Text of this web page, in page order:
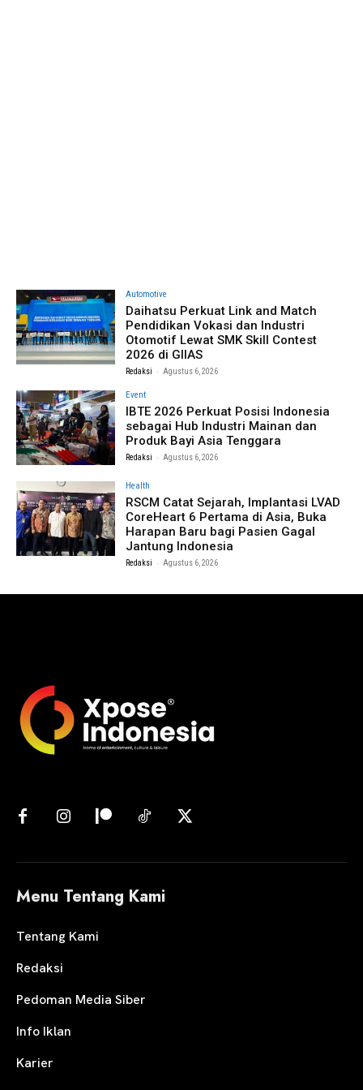
Automotive
Daihatsu Perkuat Link and Match
Pendidikan Vokasi dan Industri
Otomotif Lewat SMK Skill Contest
2026 di GIIAS
Redaksi - Agustus 6, 2026
Event
IBTE 2026 Perkuat Posisi Indonesia
sebagai Hub Industri Mainan dan
Produk Bayi Asia Tenggara
Redaksi - Agustus 6, 2026
Health
RSCM Catat Sejarah, Implantasi LVAD
CoreHeart 6 Pertama di Asia, Buka
Harapan Baru bagi Pasien Gagal
Jantung Indonesia
Redaksi - Agustus 6, 2026
Menu Tentang Kami
Tentang Kami
Redaksi
Pedoman Media Siber
Info Iklan
Karier